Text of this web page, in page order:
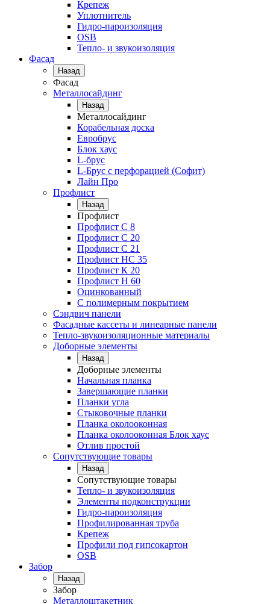
Крепеж
Уплотнитель
Гидро-пароизоляция
OSB
Тепло- и звукоизоляция
Фасад
Назад
Фасад
Металлосайдинг
Назад
Металлосайдинг
Корабельная доска
Евробрус
Блок хаус
L-брус
L-Брус с перфорацией (Софит)
Лайн Про
Профлист
Назад
Профлист
Профлист С 8
Профлист С 20
Профлист C 21
Профлист НС 35
Профлист К 20
Профлист Н 60
Оцинкованный
С полимерным покрытием
Сэндвич панели
Фасадные кассеты и линеарные панели
Тепло-звукоизоляционные материалы
Доборные элементы
Назад
Доборные элементы
Начальная планка
Завершающие планки
Планки угла
Стыковочные планки
Планка околооконная
Планка околооконная Блок хаус
Отлив простой
Сопутствующие товары
Назад
Сопутствующие товары
Тепло- и звукоизоляция
Элементы подконструкции
Гидро-пароизоляция
Профилированная труба
Крепеж
Профили под гипсокартон
OSB
Забор
Назад
Забор
Металлоштакетник